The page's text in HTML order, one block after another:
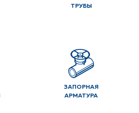
ТРУБЫ
ЗАПОРНАЯ
АРМАТУРА